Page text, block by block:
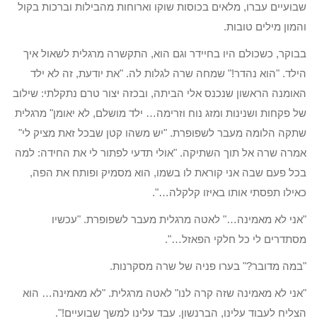
שבועיים עברו, מלאים בכוסות שוקו וארוחות מהבילות וברכות בקול
והמון מילים טובות.
בבוקר, כשכולם היו בחיידר וגם הוא, התקשרה מרגלית לשאול איך
הילד. "הוא נהדר!" שמחה שרה לגלות לה. "את יודעת, זה לא ילד
האומנה הראשון שנכנס אלי הביתה, ובכזה יצור טרם נתקלתי: שילוב
של פקחות ושנינות ומזג נוח וזרימה… ילד מושלם, לא יאומן" מרגלית
שתקה הלומה מעבר לשפופרת. "יש משהו קטן שבכל זאת מציק לי"
אמרה שרה אל תוך השתיקה. "אולי תדעי לפתור לי את החידה: למה
בכל פעם שבה אני קוראת לו בשמו, הוא מסמיק ופותח את הפה,
כאילו תפסתי אותו באיזו קלקלה…".
"אני לא מאמינה…" לאטה מרגלית מעבר לשפופרת. "עכשיו
מסתדרים לי כל חלקי הפאזל…".
"במה מדובר?" בערו פניה של שרה מסקרנות.
"אני לא מאמינה שזה קרה לנו" לאטה מרגלית. "לא מאמינה… הוא
הצליח לעבוד עלינו, הברנשון. עבד עלינו למשך שבועיים!".